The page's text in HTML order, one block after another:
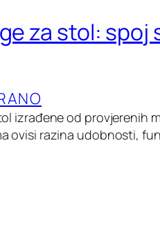
za stol:
izrađene od provjerenih
ovisi razina udobnosti,